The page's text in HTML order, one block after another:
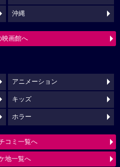
沖縄
映画館へ
アニメーション
キッズ
ホラー
コミ一覧へ
地一覧へ